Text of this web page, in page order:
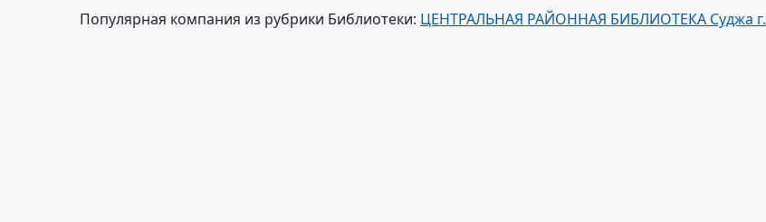
Популярная компания из рубрики Библиотеки: ЦЕНТРАЛЬНАЯ РАЙОННАЯ БИБЛИОТЕКА Суджа г.